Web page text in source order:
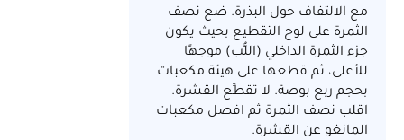
مع الالتفاف حول البذرة. ضع نصف
الثمرة على لوح التقطيع بحيث يكون
جزء الثمرة الداخلي (اللُّب) موجهًا
للأعلى، ثم قطعها على هيئة مكعبات
بحجم ربع بوصة. لا تقطِّع القشرة.
اقلب نصف الثمرة ثم افصل مكعبات
المانغو عن القشرة.